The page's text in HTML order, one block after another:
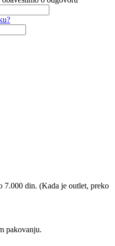
7.000 din. (Kada je outlet, preko
pakovanju.